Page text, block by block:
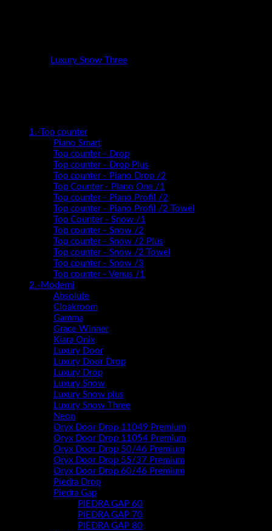
Luxury Snow Three
1.-Top counter
Piano Smart
Top counter - Drop
Top counter - Drop Plus
Top counter - Piano Drop /2
Top Counter - Piano One /1
Top counter - Piano Profil /2
Top counter - Piano Profil /2 Towel
Top Counter - Snow /1
Top counter - Snow /2
Top counter - Snow /2 Plus
Top counter - Snow /2 Towel
Top counter - Snow /3
Top counter - Venus /1
2.-Moderni
Absolute
Cloakroom
Gamma
Grace Winner
Kiara Onix
Luxury Door
Luxury Door Drop
Luxury Drop
Luxury Snow
Luxury Snow plus
Luxury Snow Three
Neon
Oryx Door Drop 11049 Premium
Oryx Door Drop 11054 Premium
Oryx Door Drop 50/46 Premium
Oryx Door Drop 55/37 Premium
Oryx Door Drop 60/46 Premium
Piedra Drop
Piedra Gap
PIEDRA GAP 60
PIEDRA GAP 70
PIEDRA GAP 80